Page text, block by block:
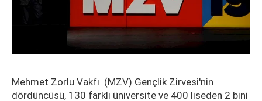
Mehmet Zorlu Vakfı (MZV) Gençlik Zirvesi'nin
dördüncüsü, 130 farklı üniversite ve 400 liseden 2 bini